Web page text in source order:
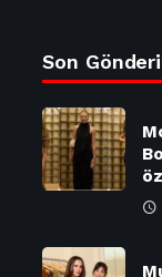
Son